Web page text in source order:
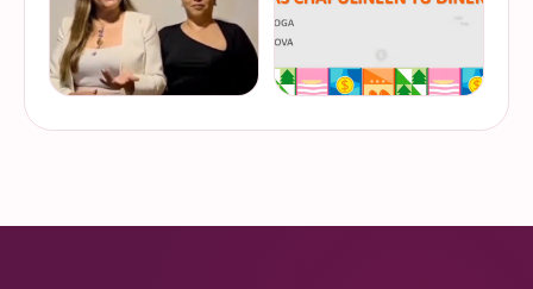
de la Semana Nacional de
que los hackers